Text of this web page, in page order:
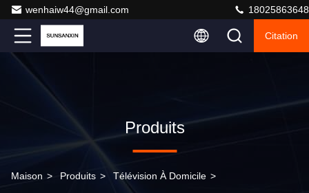
wenhaiw44@gmail.com 18025863648
Citation
Produits
Maison > Produits > Télévision À Domicile >